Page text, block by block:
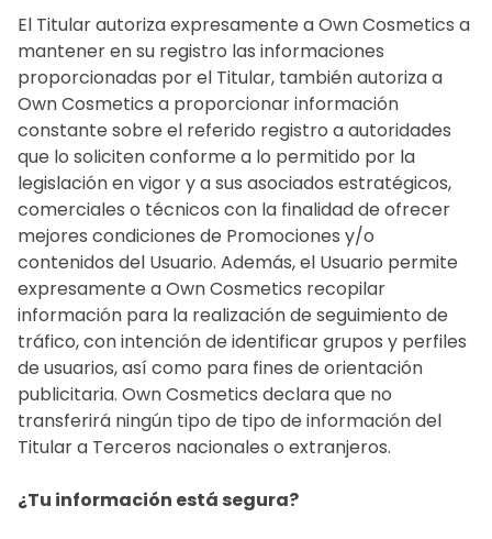
El Titular autoriza expresamente a Own Cosmetics a
mantener en su registro las informaciones
proporcionadas por el Titular, también autoriza a
Own Cosmetics a proporcionar información
constante sobre el referido registro a autoridades
que lo soliciten conforme a lo permitido por la
legislación en vigor y a sus asociados estratégicos,
comerciales o técnicos con la finalidad de ofrecer
mejores condiciones de Promociones y/o
contenidos del Usuario. Además, el Usuario permite
expresamente a Own Cosmetics recopilar
información para la realización de seguimiento de
tráfico, con intención de identificar grupos y perfiles
de usuarios, así como para fines de orientación
publicitaria. Own Cosmetics declara que no
transferirá ningún tipo de tipo de información del
Titular a Terceros nacionales o extranjeros.
¿Tu información está segura?